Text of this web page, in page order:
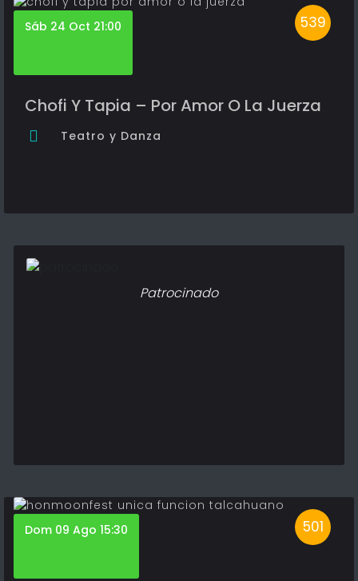
539
Sáb 24 Oct 21:00
Chofi Y Tapia – Por Amor O La Juerza
Teatro y Danza
Patrocinado
501
Dom 09 Ago 15:30